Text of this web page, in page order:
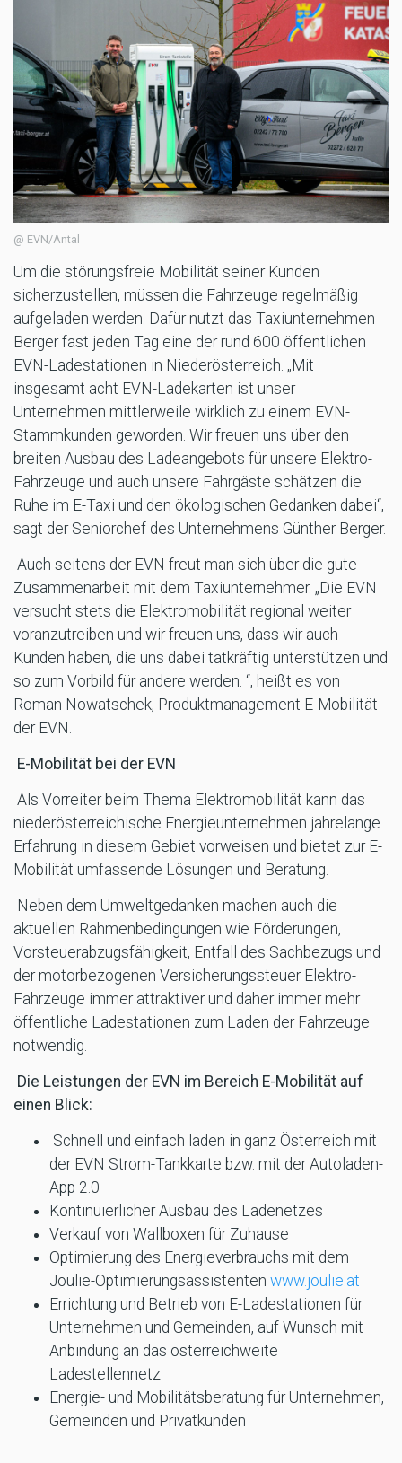
@ EVN/Antal
Um die störungsfreie Mobilität seiner Kunden
sicherzustellen, müssen die Fahrzeuge regelmäßig
aufgeladen werden. Dafür nutzt das Taxiunternehmen
Berger fast jeden Tag eine der rund 600 öffentlichen
EVN-Ladestationen in Niederösterreich. „Mit
insgesamt acht EVN-Ladekarten ist unser
Unternehmen mittlerweile wirklich zu einem EVN-
Stammkunden geworden. Wir freuen uns über den
breiten Ausbau des Ladeangebots für unsere Elektro-
Fahrzeuge und auch unsere Fahrgäste schätzen die
Ruhe im E-Taxi und den ökologischen Gedanken dabei“,
sagt der Seniorchef des Unternehmens Günther Berger.
Auch seitens der EVN freut man sich über die gute
Zusammenarbeit mit dem Taxiunternehmer. „Die EVN
versucht stets die Elektromobilität regional weiter
voranzutreiben und wir freuen uns, dass wir auch
Kunden haben, die uns dabei tatkräftig unterstützen und
so zum Vorbild für andere werden. “, heißt es von
Roman Nowatschek, Produktmanagement E-Mobilität
der EVN.
E-Mobilität bei der EVN
Als Vorreiter beim Thema Elektromobilität kann das
niederösterreichische Energieunternehmen jahrelange
Erfahrung in diesem Gebiet vorweisen und bietet zur E-
Mobilität umfassende Lösungen und Beratung.
Neben dem Umweltgedanken machen auch die
aktuellen Rahmenbedingungen wie Förderungen,
Vorsteuerabzugsfähigkeit, Entfall des Sachbezugs und
der motorbezogenen Versicherungssteuer Elektro-
Fahrzeuge immer attraktiver und daher immer mehr
öffentliche Ladestationen zum Laden der Fahrzeuge
notwendig.
Die Leistungen der EVN im Bereich E-Mobilität auf
einen Blick:
Schnell und einfach laden in ganz Österreich mit
der EVN Strom-Tankkarte bzw. mit der Autoladen-
App 2.0
Kontinuierlicher Ausbau des Ladenetzes
Verkauf von Wallboxen für Zuhause
Optimierung des Energieverbrauchs mit dem
Joulie-Optimierungsassistenten www.joulie.at
Errichtung und Betrieb von E-Ladestationen für
Unternehmen und Gemeinden, auf Wunsch mit
Anbindung an das österreichweite
Ladestellennetz
Energie- und Mobilitätsberatung für Unternehmen,
Gemeinden und Privatkunden